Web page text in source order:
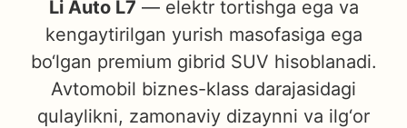
Li Auto L7 — elektr tortishga ega va
kengaytirilgan yurish masofasiga ega
bo‘lgan premium gibrid SUV hisoblanadi.
Avtomobil biznes-klass darajasidagi
qulaylikni, zamonaviy dizaynni va ilg‘or